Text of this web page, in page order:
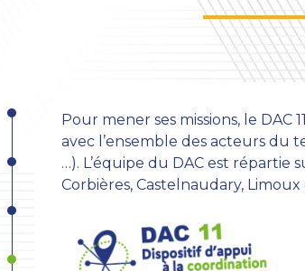
Pour mener ses missions, le
avec l’ensemble des acteurs du
…). L’équipe du DAC est répartie
Corbières, Castelnaudary,